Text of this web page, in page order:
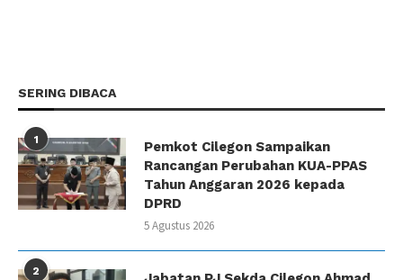
SERING DIBACA
1
Pemkot Cilegon Sampaikan
Rancangan Perubahan KUA-PPAS
Tahun Anggaran 2026 kepada
DPRD
5 Agustus 2026
2